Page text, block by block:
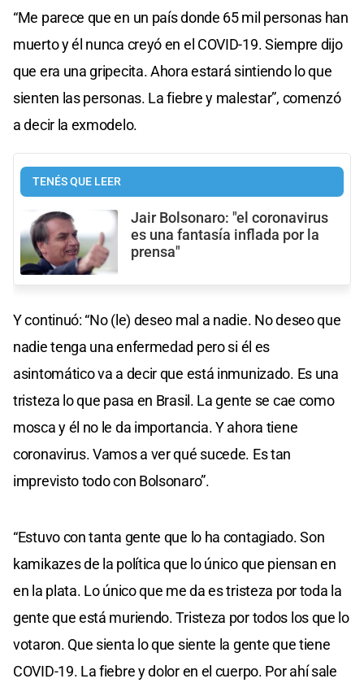
“Me parece que en un país donde 65 mil personas han
muerto y él nunca creyó en el COVID-19. Siempre dijo
que era una gripecita. Ahora estará sintiendo lo que
sienten las personas. La fiebre y malestar”, comenzó
a decir la exmodelo.
TENÉS QUE LEER
Jair Bolsonaro: "el coronavirus
es una fantasía inflada por la
prensa"
Y continuó: “No (le) deseo mal a nadie. No deseo que
nadie tenga una enfermedad pero si él es
asintomático va a decir que está inmunizado. Es una
tristeza lo que pasa en Brasil. La gente se cae como
mosca y él no le da importancia. Y ahora tiene
coronavirus. Vamos a ver qué sucede. Es tan
imprevisto todo con Bolsonaro”.
“Estuvo con tanta gente que lo ha contagiado. Son
kamikazes de la política que lo único que piensan en
en la plata. Lo único que me da es tristeza por toda la
gente que está muriendo. Tristeza por todos los que lo
votaron. Que sienta lo que siente la gente que tiene
COVID-19. La fiebre y dolor en el cuerpo. Por ahí sale